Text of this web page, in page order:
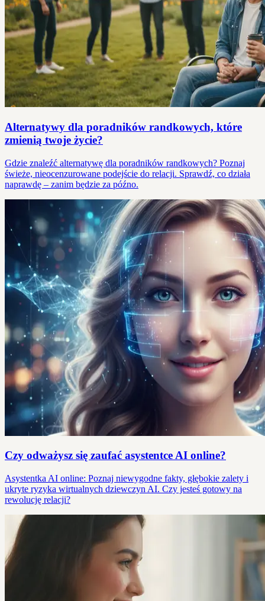
Alternatywy dla poradników randkowych, które
zmienią twoje życie?
Gdzie znaleźć alternatywę dla poradników randkowych? Poznaj
świeże, nieocenzurowane podejście do relacji. Sprawdź, co działa
naprawdę – zanim będzie za późno.
Czy odważysz się zaufać asystentce AI online?
Asystentka AI online: Poznaj niewygodne fakty, głębokie zalety i
ukryte ryzyka wirtualnych dziewczyn AI. Czy jesteś gotowy na
rewolucję relacji?